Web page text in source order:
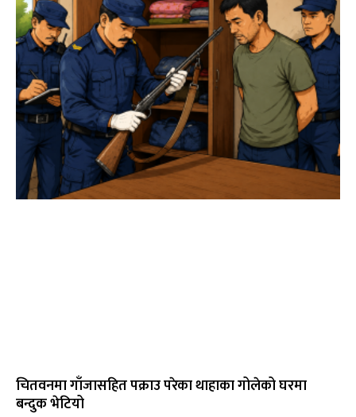
चितवनमा गाँजासहित पक्राउ परेका थाहाका गोलेको घरमा
बन्दुक भेटियो